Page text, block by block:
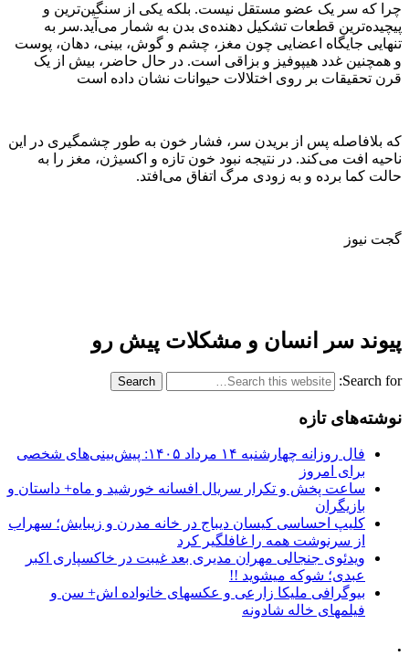
چرا که سر یک عضو مستقل نیست. بلکه یکی از سنگین‌ترین و
پیچیده‌ترین قطعات تشکیل دهنده‌ی بدن به شمار می‌آید.سر به
تنهایی جایگاه اعضایی چون مغز، چشم و گوش، بینی، دهان، پوست
و همچنین غدد هیپوفیز و بزاقی است. در حال حاضر، بیش از یک
قرن تحقیقات بر روی اختلالات حیوانات نشان داده است
که بلافاصله پس از بریدن سر، فشار خون به طور چشمگیری در این
ناحیه افت می‌کند. در نتیجه نبود خون تازه و اکسیژن، مغز را به
حالت کما برده و به زودی مرگ اتفاق می‌افتد.
گجت نیوز
پیوند سر انسان و مشکلات پیش رو
Search for:
نوشته‌های تازه
فال روزانه چهارشنبه ۱۴ مرداد ۱۴۰۵: پیش‌بینی‌های شخصی
برای امروز
ساعت پخش و تکرار سریال افسانه خورشید و ماه+ داستان و
بازیگران
کلیپ احساسی کیسان دیباج در خانه مدرن و زیبایش؛ سهراب
از سرنوشت همه را غافلگیر کرد
ویدئوی جنجالی مهران مدیری بعد غیبت در خاکسپاری اکبر
عبدی؛ شوکه میشوید !!
بیوگرافی ملیکا زارعی و عکسهای خانواده اش+ سن و
فیلمهای خاله شادونه
.